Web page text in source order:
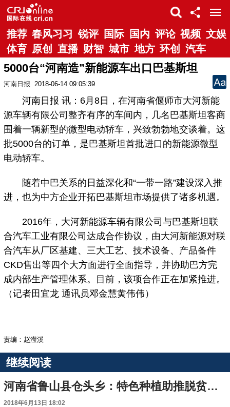
推荐 春风习习 锐评 国际 国内 评论 视频 文娱
体育 原创 直播 财智 城市 地方 环创 汽车
5000台“河南造”新能源车出口巴基斯坦
河南日报 2018-06-14 09:05:39
河南日报 讯：6月8日，在河南省偃师市大河新能
源车辆有限公司整齐有序的车间内，几名巴基斯坦客商
围着一辆新型的微型电动轿车，兴致勃勃地交谈着。这
批5000台的订单，是巴基斯坦首批进口的新能源微型
电动轿车。
随着中巴关系的日益深化和“一带一路”建设深入推
进，也为中方企业开拓巴基斯坦市场提供了诸多机遇。
2016年，大河新能源车辆有限公司与巴基斯坦联
合汽车工业有限公司达成合作协议，由大河新能源对联
合汽车从厂区基建、三大工艺、技术设备、产品备件
CKD售出等四个大方面进行全面指导，并协助巴方完
成内部生产管理体系。目前，该项合作正在加紧推进。
（记者田宜龙 通讯员邓金慧黄伟伟）
责编：赵滢溪
继续阅读
河南省鲁山县仓头乡：特色种植助推脱贫攻坚
2018年6月13日 18:02